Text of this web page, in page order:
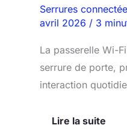
Serrures
avril 2026 / 3
La passerelle Wi-
serrure de porte,
interaction
Lire la suite